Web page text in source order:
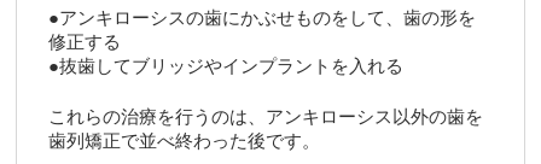
●アンキローシスの歯にかぶせものをして、歯の形を
修正する
●抜歯してブリッジやインプラントを入れる
これらの治療を行うのは、アンキローシス以外の歯を
歯列矯正で並べ終わった後です。